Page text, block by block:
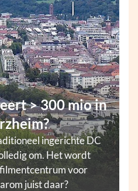
> 300 mio in
ingerichte DC
om. Het wordt
voor
juist daar?